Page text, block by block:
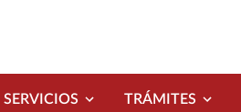
SERVICIOS TRÁMITES